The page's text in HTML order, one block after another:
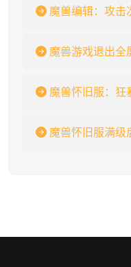
魔兽编辑：攻击
魔兽游戏退出全
魔兽怀旧服：狂
魔兽怀旧服满级